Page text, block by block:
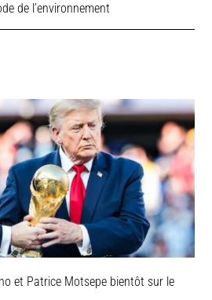
de l’environnement
et Patrice Motsepe bientôt sur le